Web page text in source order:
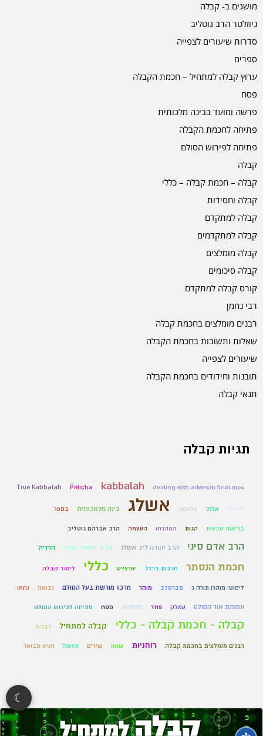
מושגים ב- קבלה
ניוזלטר הרב גוטליב
סדרות שיעורים לצפייה
ספרים
ערוץ קבלה למתחיל – חכמת הקבלה
פסח
פרשה ומועד בבינה מלכותית
פתיחה לחכמת הקבלה
פתיחה לפירוש הסולם
קבלה
קבלה – חכמת קבלה – כללי
קבלה וחסידות
קבלה למתקדם
קבלה למתקדמים
קבלה מומלצים
קבלה סיכומים
קורס קבלה למתקדם
רבי נחמן
רבנים מומלצים בחכמת קבלה
שאלות ותשובות בחכמת הקבלה
שיעורים לצפייה
תובנות וחידודים בחכמת הקבלה
תנאי קבלה
תגיות קבלה
dealing with adversity final.mp4
kabbalah
Peticha
True Kabbalah
אלול אלוקות אשלג בינה מלאכותית בספר
בריאות טבעית הגות המהרחו העצמה הרב אברהם גוטליב
הרב אדם סיני הרב יהודה ליב אשלג הרב יוחאי ימיני הרזיה
חכמת הנסתר חרבות ברזל יארצייט כללי לימוד קבלה
ליקוטי מוהרן תורה ג מברסלב מוהר מרכז מורשת בעל הסולם נבואה נחמן
עמותת אור הסולם עמלק פחד פנימיות פסח פתיחה לפירוש הסולם
קבלה - חכמת קבלה - כללי קבלה למתחיל רבנים
רבנים מומלצים בחכמת קבלה רוחניות שומן שירים תזונה תניא מבואר
☾